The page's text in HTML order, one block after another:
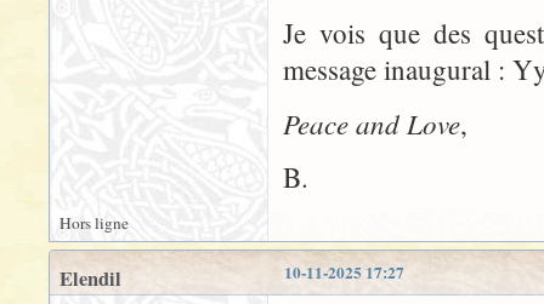
Je vois que des
message inaugural :
Peace and Love,
B.
Hors ligne
10-11-2025 17:27
Elendil